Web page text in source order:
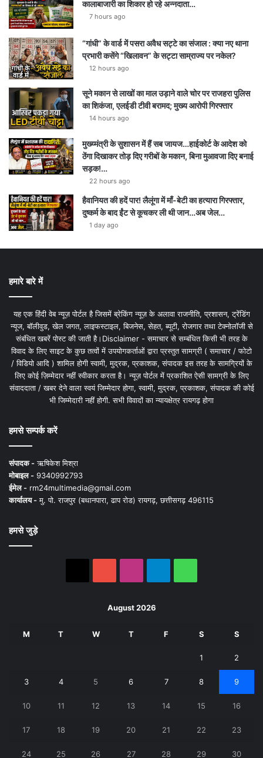
कालाबाजारी का शिकार हो रहे अन्नदाता…
7 hours ago
“गांधी” के वार्ड में पसरा अवैध सट्टे का संजाल : क्या नए थाना
प्रभारी कसेंगे “खिलावन” के सट्टा साम्राज्य पर नकेल?
12 hours ago
सूने मकान से लाखों का माल उड़ाने वाले चोर पर राजहरा पुलिस
का शिकंजा, एलईडी टीवी बरामद; मुख्य आरोपी गिरफ्तार
14 hours ago
मुख्य्मंत्री के सुशासन में हैं सब जायज…हाईकोर्ट के आदेश को
ठेंगा दिखाकर तोड़ दिए गरीबों के मकान, बिना मुआवजा दिए बनाई
सड़क!…
22 hours ago
हैवानियत की हदें पार! लैलूंगा में माँ-बेटी का हत्यारा गिरफ्तार,
दुष्कर्म के बाद ईंट से कूचकर ली थी जान…अब जेल…
1 day ago
हमारे बारे में
यह एक हिंदी वेब न्यूज़ पोर्टल है जिसमें ब्रेकिंग न्यूज़ के अलावा राजनीति, प्रशासन, ट्रेंडिंग
न्यूज, बॉलीवुड, खेल जगत, लाइफस्टाइल, बिजनेस, सेहत, ब्यूटी, रोजगार तथा टेक्नोलॉजी से
संबंधित खबरें पोस्ट की जाती है।Disclaimer - समाचार से सम्बंधित किसी भी तरह के
विवाद के लिए साइट के कुछ तत्वों में उपयोगकर्ताओं द्वारा प्रस्तुत सामग्री ( समाचार / फोटो
/ विडियो आदि ) शामिल होगी स्वामी, मुद्रक, प्रकाशक, संपादक इस तरह के सामग्रियों के
लिए कोई ज़िम्मेदार नहीं स्वीकार करता है। न्यूज़ पोर्टल में प्रकाशित ऐसी सामग्री के लिए
संवाददाता / खबर देने वाला स्वयं जिम्मेदार होगा, स्वामी, मुद्रक, प्रकाशक, संपादक की कोई
भी जिम्मेदारी नहीं होगी. सभी विवादों का न्यायक्षेत्र रायगढ़ होगा
हमसे सम्पर्क करें
संपादक -ऋषिकेश मिश्रा
मोबाइल - 9340992793
ईमेल - rm24multimedia@gmail.com
कार्यालय -मु. पो. राजपुर (बथानपारा, ढाप रोड) रायगढ़, छत्तीसगढ़ 496115
हमसे जुड़े
August 2026
M T W T F S S
1 2
3 4 5 6 7 8 9
10 11 12 13 14 15 16
17 18 19 20 21 22 23
24 25 26 27 28 29 30